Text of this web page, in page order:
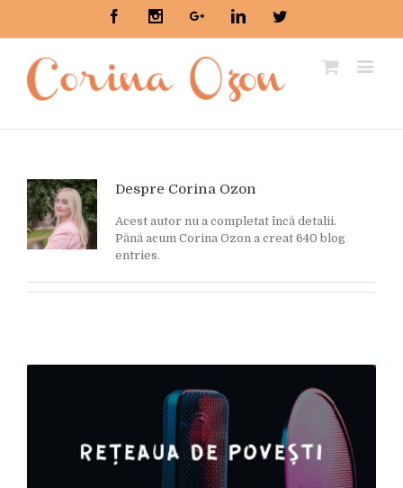
FacebookInstagramGoogle+LinkedinTwitter
Despre Corina Ozon
Acest autor nu a completat încă detalii.
Pănă acum Corina Ozon a creat 640 blog
entries.